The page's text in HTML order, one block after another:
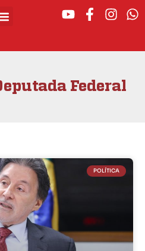
Federal
POLÍTICA